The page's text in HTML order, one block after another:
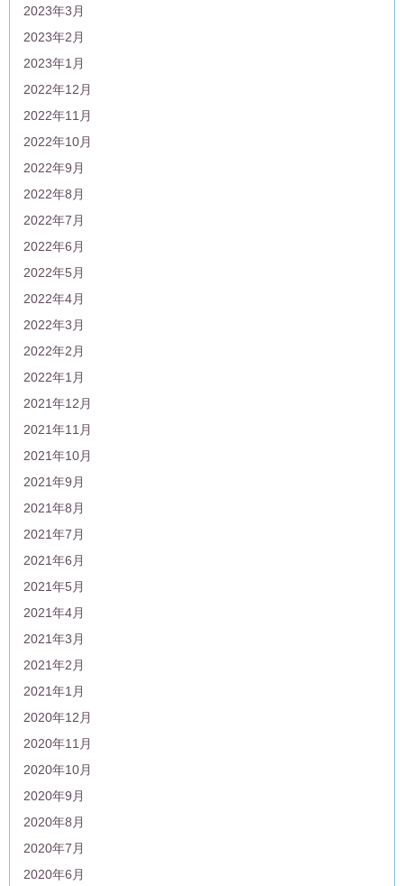
2023年3月
2023年2月
2023年1月
2022年12月
2022年11月
2022年10月
2022年9月
2022年8月
2022年7月
2022年6月
2022年5月
2022年4月
2022年3月
2022年2月
2022年1月
2021年12月
2021年11月
2021年10月
2021年9月
2021年8月
2021年7月
2021年6月
2021年5月
2021年4月
2021年3月
2021年2月
2021年1月
2020年12月
2020年11月
2020年10月
2020年9月
2020年8月
2020年7月
2020年6月